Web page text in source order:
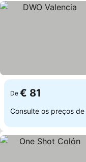
De € 81
Consulte os preços de